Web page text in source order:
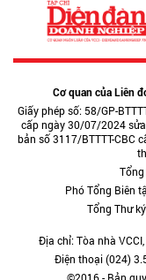
Cơ quan của Liên
Giấy phép số: 58/GP-
cấp ngày 30/07/2024
bản số 3117/BTTTT-CBC
Phó Tổng Biên
Tổng Thư
Địa chỉ: Tòa nhà
Điện thoại (024)
©2016 - Bản